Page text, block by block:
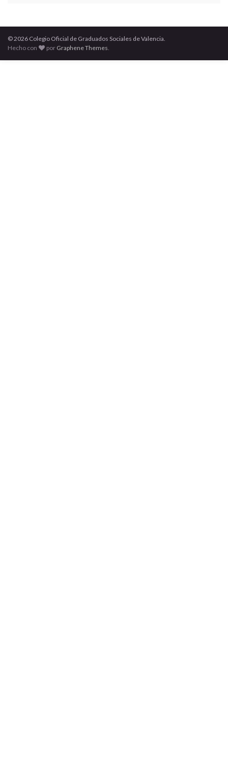
© 2026 Colegio Oficial de Graduados Sociales de Valencia.
Hecho con
por Graphene Themes